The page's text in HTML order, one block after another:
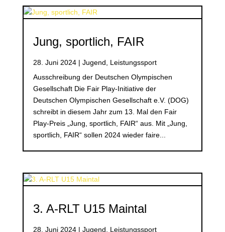
Jung, sportlich, FAIR
28. Juni 2024| Jugend, Leistungssport
Ausschreibung der Deutschen Olympischen
Gesellschaft Die Fair Play-Initiative der
Deutschen Olympischen Gesellschaft e.V. (DOG)
schreibt in diesem Jahr zum 13. Mal den Fair
Play-Preis „Jung, sportlich, FAIR“ aus. Mit „Jung,
sportlich, FAIR“ sollen 2024 wieder faire...
3. A-RLT U15 Maintal
28. Juni 2024| Jugend
Leistungssport